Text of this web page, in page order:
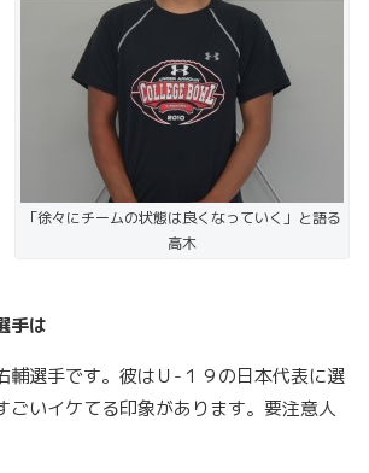
「徐々にチームの状態は良くなっていく」と語る
高木
手は
輔選手です。彼はＵ-１９の日本代表に選
ごいイケてる印象があります。要注意人